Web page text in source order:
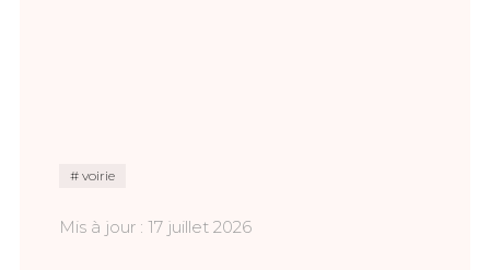
voirie
Mis à jour : 17 juillet 2026